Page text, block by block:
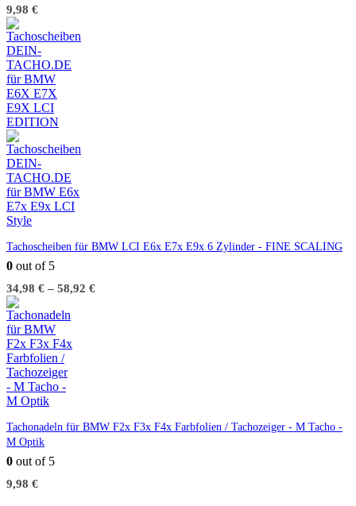
9,98 €
Tachoscheiben für BMW LCI E6x E7x E9x 6 Zylinder - FINE SCALING
0 out of 5
34,98 € – 58,92 €
Tachonadeln für BMW F2x F3x F4x Farbfolien / Tachozeiger - M Tacho -
M Optik
0 out of 5
9,98 €